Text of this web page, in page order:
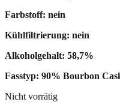
Farbstoff: nein
Kühlfiltrierung: nein
Alkoholgehalt: 58,7%
Fasstyp: 90% Bourbon
Nicht vorrätig